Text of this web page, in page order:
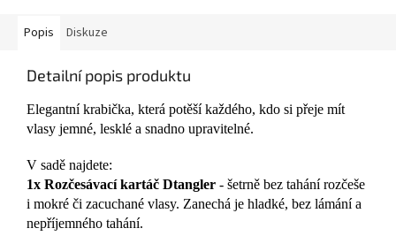
Popis Diskuze
Detailní popis produktu
Elegantní krabička, která potěší každého, kdo si přeje mít
vlasy jemné, lesklé a snadno upravitelné.
V sadě najdete:
1x Rozčesávací kartáč Dtangler - šetrně bez tahání rozčeše
i mokré či zacuchané vlasy. Zanechá je hladké, bez lámání a
nepříjemného tahání.